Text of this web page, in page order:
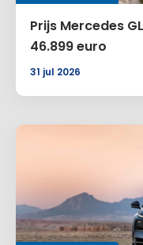
Prijs Mercedes
46.899 euro
31 jul 2026